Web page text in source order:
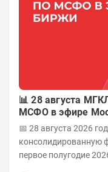
📊 28 августа
МСФО в эфире
📅 28 августа 2026
консолидированную
первое полугодие 2026 года. 🎙 В этот